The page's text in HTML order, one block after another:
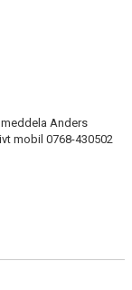
Anders
mobil 0768-430502